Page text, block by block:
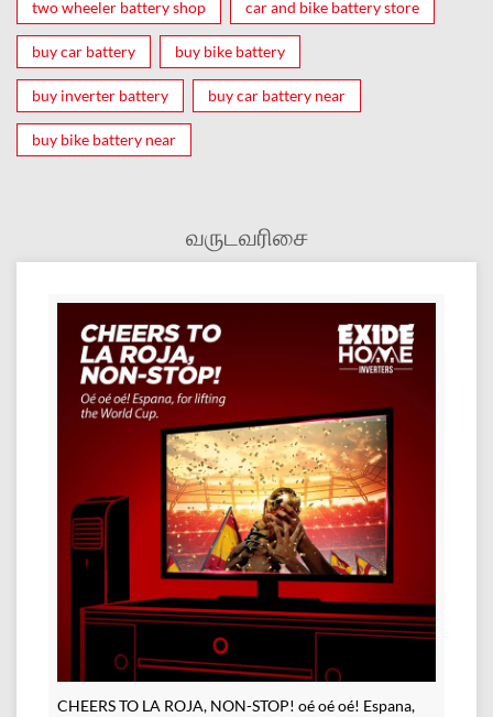
two wheeler battery shop car and bike battery store
buy car battery buy bike battery
buy inverter battery buy car battery near
buy bike battery near
வருடவரிசை
CHEERS TO LA ROJA, NON-STOP! oé oé oé! Espana,